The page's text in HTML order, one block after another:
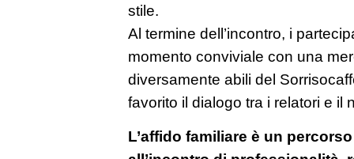
stile.
Al termine dell’incontro, i
momento conviviale con una
diversamente abili del
favorito il dialogo tra i relatori e il
L’affido familiare è un